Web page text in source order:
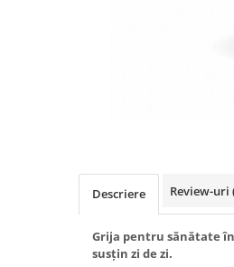
Igiena intima
Produse anti-insecte
Protectie solara
Descriere Review-uri
Grija pentru sănătate
susțin zi de zi.